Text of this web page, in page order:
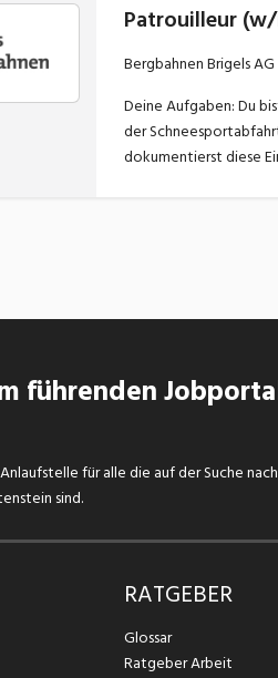
Patrouilleur
Bergbahnen Brigels AG
Deine Aufgaben: Du
der
dokumentierst diese
führenden
für alle die auf der Suche
sind.
RATGEBER
Glossar
Ratgeber Arbeit